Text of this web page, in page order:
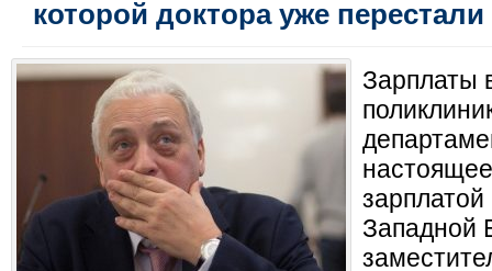
которой доктора уже
Зарплаты
зарплатой
Западной